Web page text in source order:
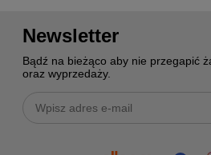
Newsletter
Bądź na bieżąco aby nie przegapić
oraz wyprzedaży.